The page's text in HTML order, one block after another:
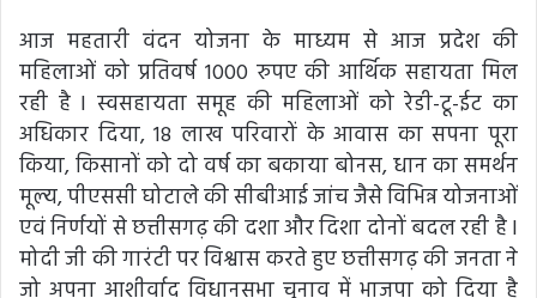
आज महतारी वंदन योजना के माध्यम से आज प्रदेश की
महिलाओं को प्रतिवर्ष 1000 रुपए की आर्थिक सहायता मिल
रही है l स्वसहायता समूह की महिलाओं को रेडी-टू-ईट का
अधिकार दिया, 18 लाख परिवारों के आवास का सपना पूरा
किया, किसानों को दो वर्ष का बकाया बोनस, धान का समर्थन
मूल्य, पीएससी घोटाले की सीबीआई जांच जैसे विभिन्न योजनाओं
एवं निर्णयों से छत्तीसगढ़ की दशा और दिशा दोनों बदल रही है l
मोदी जी की गारंटी पर विश्वास करते हुए छत्तीसगढ़ की जनता ने